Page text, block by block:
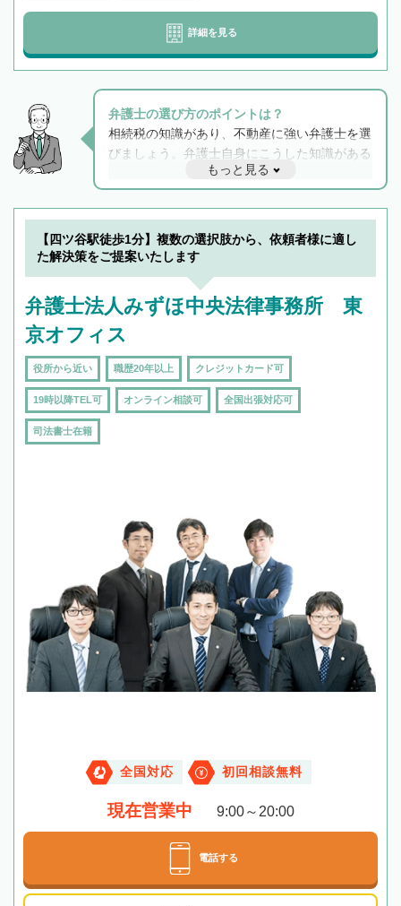
詳細を見る
弁護士の選び方のポイントは？
相続税の知識があり、不動産に強い弁護士を選
びましょう。弁護士自身にこうした知識がある
と他士業との連携もスムーズに進み、トラブル
解決のみならず相続をトータルで任せることが
できます。また、相続は感情がからむ分野なの
でフィーリングも重要です。実際に電話や面談
で複数の弁護士と会話をしてウマが合う方に依
もっと見る
【四ツ谷駅徒歩1分】複数の選択肢から、依頼者様に適し
た解決策をご提案いたします
弁護士法人みずほ中央法律事務所 東
京オフィス
役所から近い 職歴20年以上 クレジットカード可
19時以降TEL可 オンライン相談可 全国出張対応可
司法書士在籍
全国対応 初回相談無料
現在営業中 9:00～20:00
電話する